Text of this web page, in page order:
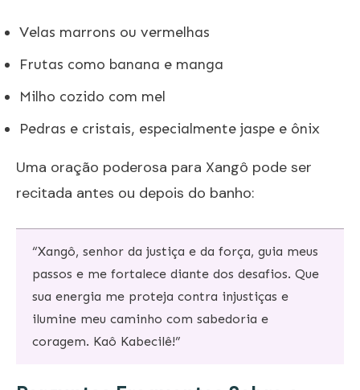
Velas marrons ou vermelhas
Frutas como banana e manga
Milho cozido com mel
Pedras e cristais, especialmente jaspe e ônix
Uma oração poderosa para Xangô pode ser
recitada antes ou depois do banho:
“Xangô, senhor da justiça e da força, guia meus
passos e me fortalece diante dos desafios. Que
sua energia me proteja contra injustiças e
ilumine meu caminho com sabedoria e
coragem. Kaô Kabecilê!”